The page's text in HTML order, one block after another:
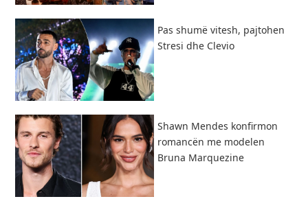
Pas shumë vitesh, pajtohen
Stresi dhe Clevio
Shawn Mendes konfirmon
romancën me modelen
Bruna Marquezine